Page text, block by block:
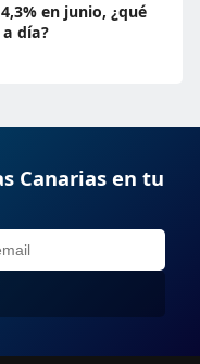
en junio, ¿qué
día?
Canarias en tu